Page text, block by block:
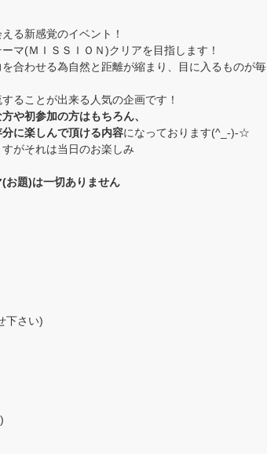
る新感覚のイベント！
マ(ＭＩＳＳＩＯＮ)クリアを目指します！
合わせる為自然と距離が縮まり、目に入るものが毎
ることが出来る人気の企画です！
や初参加の方はもちろん、
に楽しんで頂ける内容になっております(^_-)-☆
がそれは当日のお楽しみ
お題)は一切ありません
下さい)